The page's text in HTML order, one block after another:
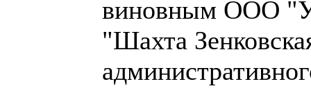
виновным ООО
"Шахта